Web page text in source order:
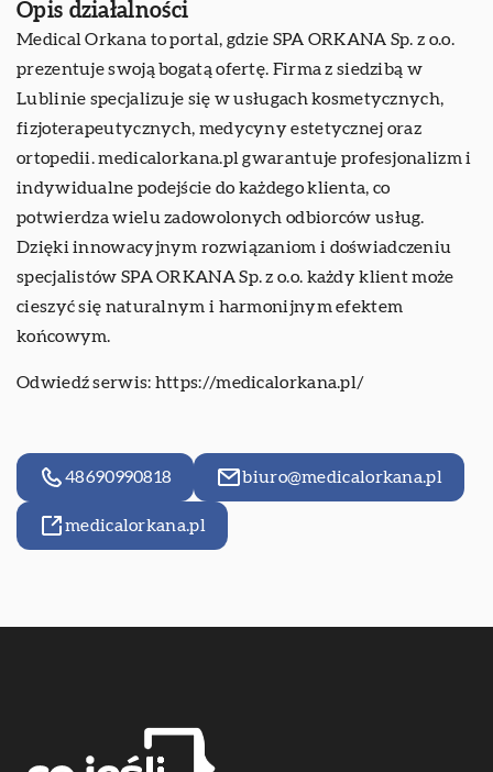
Opis działalności
Medical Orkana to portal, gdzie SPA ORKANA Sp. z o.o.
prezentuje swoją bogatą ofertę. Firma z siedzibą w
Lublinie specjalizuje się w usługach kosmetycznych,
fizjoterapeutycznych, medycyny estetycznej oraz
ortopedii. medicalorkana.pl gwarantuje profesjonalizm i
indywidualne podejście do każdego klienta, co
potwierdza wielu zadowolonych odbiorców usług.
Dzięki innowacyjnym rozwiązaniom i doświadczeniu
specjalistów SPA ORKANA Sp. z o.o. każdy klient może
cieszyć się naturalnym i harmonijnym efektem
końcowym.
Odwiedź serwis: https://medicalorkana.pl/
48690990818 biuro@medicalorkana.pl
medicalorkana.pl